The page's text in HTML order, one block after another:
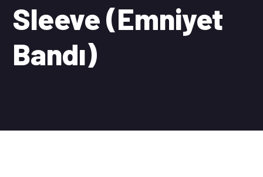
Sleeve (Emniyet
Bandı)